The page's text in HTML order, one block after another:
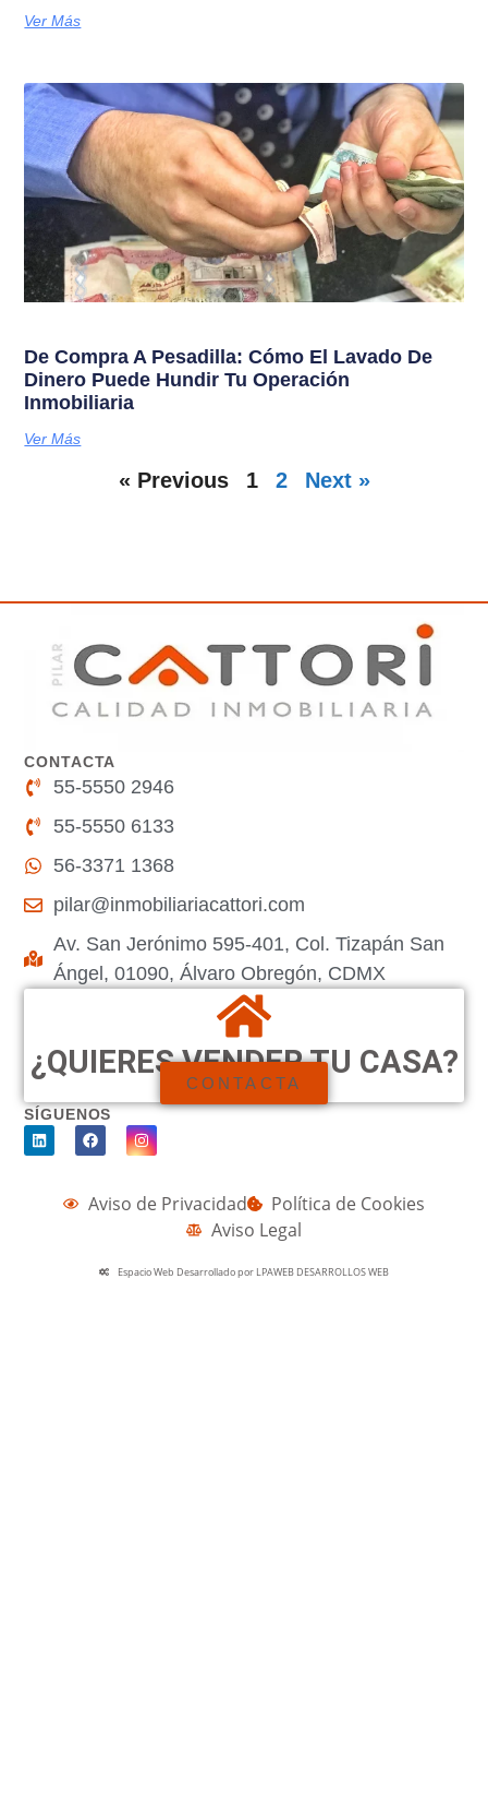
Ver Más
De Compra A Pesadilla: Cómo El Lavado De
Dinero Puede Hundir Tu Operación
Inmobiliaria
Ver Más
« Previous 1 2 Next »
CONTACTA
55-5550 2946
55-5550 6133
56-3371 1368
pilar@inmobiliariacattori.com
Av. San Jerónimo 595-401, Col. Tizapán San
Ángel, 01090, Álvaro Obregón, CDMX
¿QUIERES VENDER TU CASA?
CONTACTA
SÍGUENOS
Aviso de Privacidad
Política de Cookies
Aviso Legal
Espacio Web Desarrollado por LPAWEB DESARROLLOS WEB